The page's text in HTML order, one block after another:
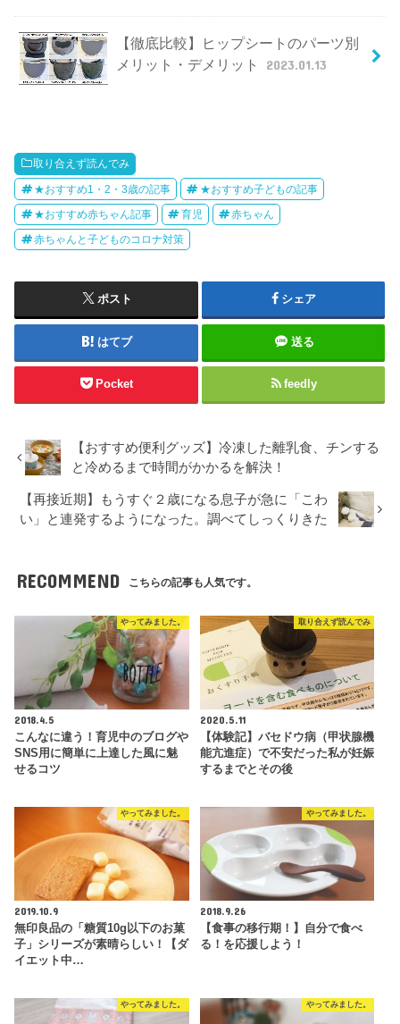
【徹底比較】ヒップシートのパーツ別
メリット・デメリット
2023.01.13
取り合えず読んでみ
★おすすめ1・2・3歳の記事 ★おすすめ子どもの記事
★おすすめ赤ちゃん記事 育児 赤ちゃん
赤ちゃんと子どものコロナ対策
ポスト シェア
はてブ 送る
Pocket feedly
【おすすめ便利グッズ】冷凍した離乳食、チンする
と冷めるまで時間がかかるを解決！
【再接近期】もうすぐ２歳になる息子が急に「こわ
い」と連発するようになった。調べてしっくりきた
RECOMMEND こちらの記事も人気です。
やってみました。
2018.4.5
こんなに違う！育児中のブログや
SNS用に簡単に上達した風に魅
せるコツ
取り合えず読んでみ
2020.5.11
【体験記】バセドウ病（甲状腺機
能亢進症）で不安だった私が妊娠
するまでとその後
やってみました。
2019.10.9
無印良品の「糖質10g以下のお菓
子」シリーズが素晴らしい！【ダ
イエット中…
やってみました。
2018.9.26
【食事の移行期！】自分で食べ
る！を応援しよう！
やってみました。 やってみました。